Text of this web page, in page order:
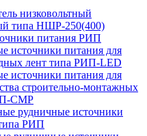
низковольтный
типа НШР-250(400)
питания РИП
источники питания для
лент типа РИП-LED
источники питания для
строительно-монтажных
СМР
рудничные источники
РИП